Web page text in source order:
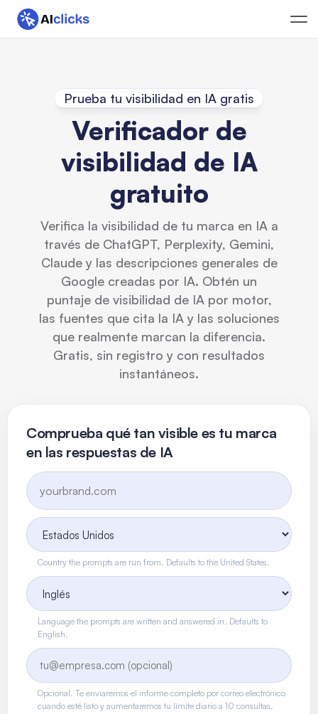
Prueba tu visibilidad en IA gratis
Verificador de
visibilidad de IA
gratuito
Verifica la visibilidad de tu marca en IA a
través de ChatGPT, Perplexity, Gemini,
Claude y las descripciones generales de
Google creadas por IA. Obtén un
puntaje de visibilidad de IA por motor,
las fuentes que cita la IA y las soluciones
que realmente marcan la diferencia.
Gratis, sin registro y con resultados
instantáneos.
Comprueba qué tan visible es tu marca
en las respuestas de IA
Country the prompts are run from. Defaults to the United States.
Language the prompts are written and answered in. Defaults to
English.
Opcional. Te enviaremos el informe completo por correo electrónico
cuando esté listo y aumentaremos tu límite diario a 10 consultas.